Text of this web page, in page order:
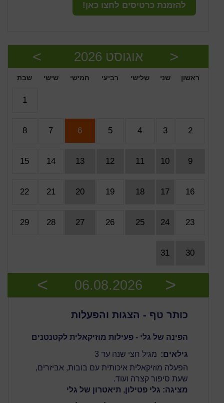
להזמנת כרטיסים לחצו כאן!
אוגוסט 2026
ראשון שני שלישי רביעי חמישי שישי שבת
1
2
3
4
5
6
7
8
9
10
11
12
13
14
15
16
17
18
19
20
21
22
23
24
25
26
27
28
29
30
31
Previous
06.08.2026
כותר טף - הצגות והפעלות
הפינה של גלי - פעילות מוזיקאלית לקטנטנים
גילאים: מגיל חצי שנה עד 3
הפעלה מוזיקאלית איכותית עם בובות, אביזרים,
שעת סיפור קצרה ועוד.
מציגה: גלי פטילון, תיאטרון של גלי